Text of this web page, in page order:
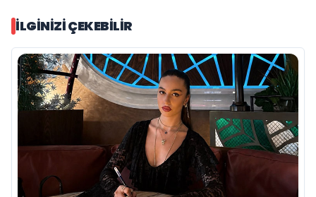
İLGINIZI ÇEKEBILIR